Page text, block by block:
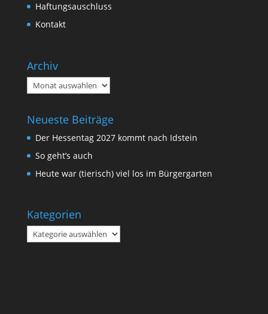
Haftungsauschluss
Kontakt
Archiv
Archiv
Neueste Beiträge
Der Hessentag 2027 kommt nach Idstein
So geht’s auch
Heute war (tierisch) viel los im Bürgergarten
Kategorien
Kategorien